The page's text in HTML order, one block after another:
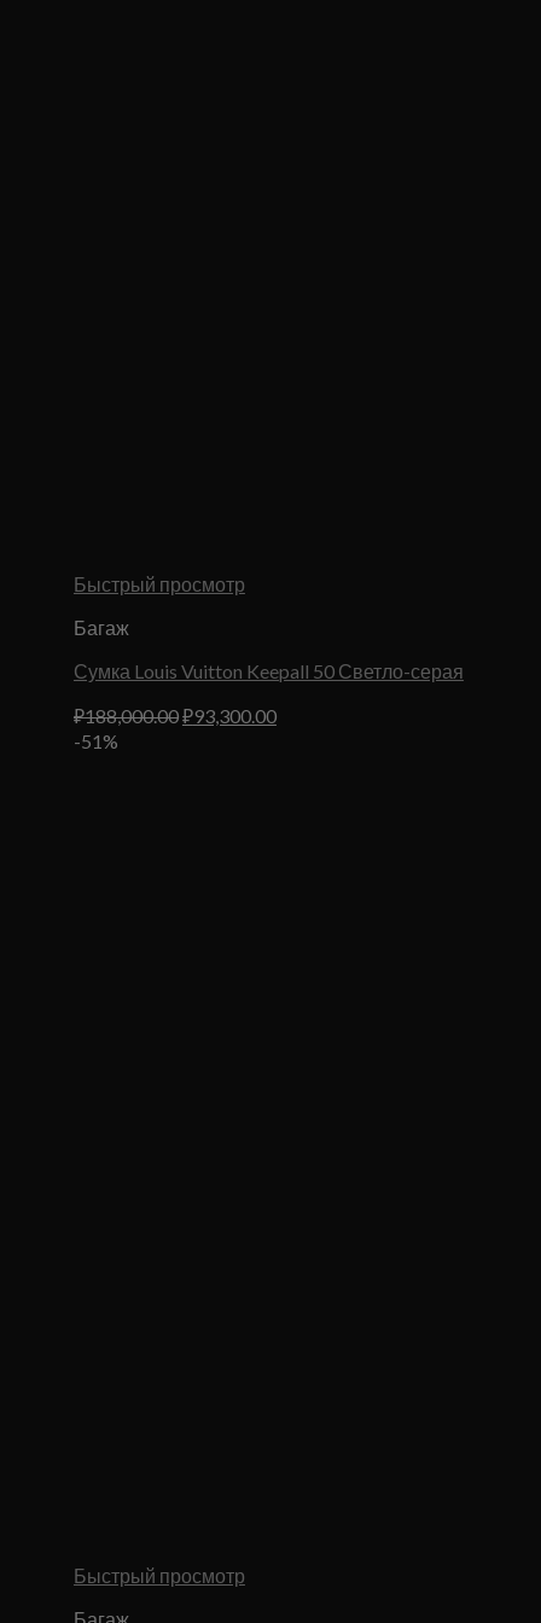
Быстрый просмотр
Багаж
Сумка Louis Vuitton Keepall 50 Светло-серая
₽188,000.00Первоначальная
₽93,300.00Текущая
-51%
Быстрый просмотр
Багаж